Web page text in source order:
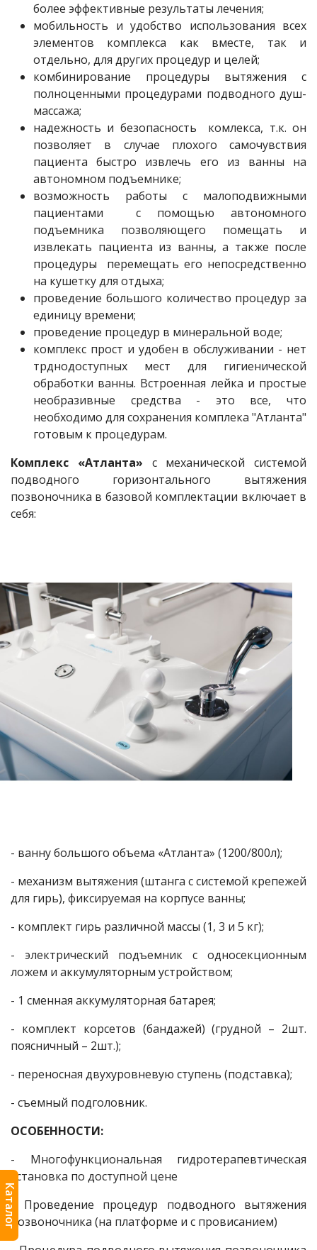
Каталог
более эффективные результаты лечения;
мобильность и удобство использования всех
элементов комплекса как вместе, так и
отдельно, для других процедур и целей;
комбинирование процедуры вытяжения с
полноценными процедурами подводного душ-
массажа;
надежность и безопасность комлекса, т.к. он
позволяет в случае плохого самочувствия
пациента быстро извлечь его из ванны на
автономном подъемнике;
возможность работы с малоподвижными
пациентами с помощью автономного
подъемника позволяющего помещать и
извлекать пациента из ванны, а также после
процедуры перемещать его непосредственно
на кушетку для отдыха;
проведение большого количество процедур за
единицу времени;
проведение процедур в минеральной воде;
комплекс прост и удобен в обслуживании - нет
трднодоступных мест для гигиенической
обработки ванны. Встроенная лейка и простые
необразивные средства - это все, что
необходимо для сохранения комплека "Атланта"
готовым к процедурам.
Комплекс «Атланта» с механической системой
подводного горизонтального вытяжения
позвоночника в базовой комплектации включает в
себя:
- ванну большого объема «Атланта» (1200/800л);
- механизм вытяжения (штанга с системой крепежей
для гирь), фиксируемая на корпусе ванны;
- комплект гирь различной массы (1, 3 и 5 кг);
- электрический подъемник с односекционным
ложем и аккумуляторным устройством;
- 1 сменная аккумуляторная батарея;
- комплект корсетов (бандажей) (грудной – 2шт.
поясничный – 2шт.);
- переносная двухуровневую ступень (подставка);
- съемный подголовник.
ОСОБЕННОСТИ:
- Многофункциональная гидротерапевтическая
установка по доступной цене
- Проведение процедур подводного вытяжения
позвоночника (на платформе и с провисанием)